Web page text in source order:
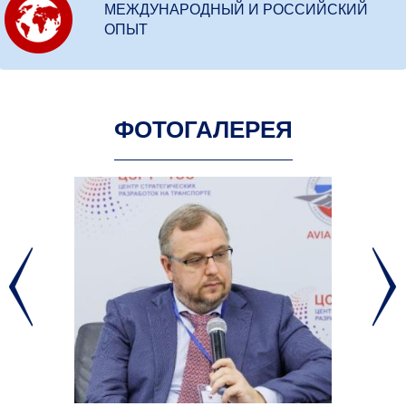
МЕЖДУНАРОДНЫЙ И РОССИЙСКИЙ
ОПЫТ
ФОТОГАЛЕРЕЯ